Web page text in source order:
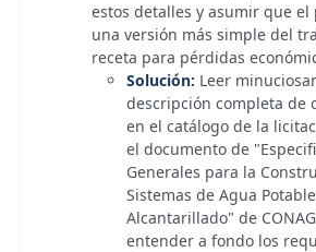
estos detalles y asumir que el
una versión más simple del
receta para pérdidas
Solución: Leer
descripción completa de
en el catálogo de la
el documento de
Generales para la
Sistemas de Agua
Alcantarillado" de
entender a fondo los